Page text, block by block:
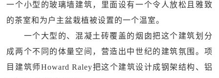
一个小型的玻璃墙建筑，里面设有一个令人放松且雅致
的茶室和为户主盆栽植被设置的一个温室。
一个大型的、混凝土砖覆盖的烟囱把这个建筑划分
成两个不同的体量空间，营造出中世纪的建筑氛围。项
目建筑师Howard Raley把这个建筑设计成钢架结构、铝